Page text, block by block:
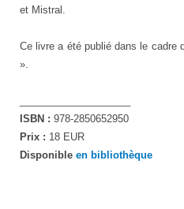
et Mistral.
Ce livre a été publié dans le cadre
».
ISBN : 978-2850652950
Prix : 18 EUR
Disponible en bibliothèque